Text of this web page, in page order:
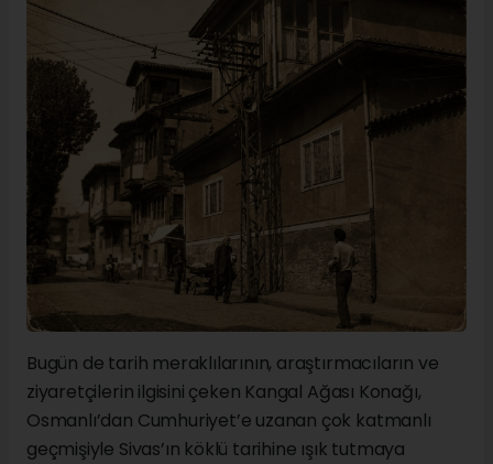
Bugün de tarih meraklılarının, araştırmacıların ve
ziyaretçilerin ilgisini çeken Kangal Ağası Konağı,
Osmanlı’dan Cumhuriyet’e uzanan çok katmanlı
geçmişiyle Sivas’ın köklü tarihine ışık tutmaya